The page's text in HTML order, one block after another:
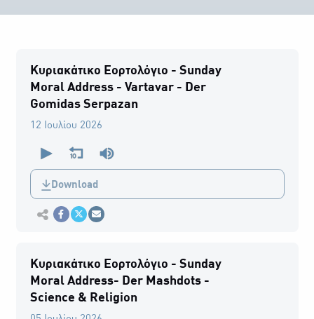
Κυριακάτικο Εορτολόγιο - Sunday
Moral Address - Vartavar - Der
Gomidas Serpazan
12 Ιουλίου 2026
seconds
0
secondsDownload
Κοινοποίηση στο Facebook
Κοινοποίηση Twitter
Αποστολή με Email
Κυριακάτικο Εορτολόγιο - Sunday
Moral Address- Der Mashdots -
Science & Religion